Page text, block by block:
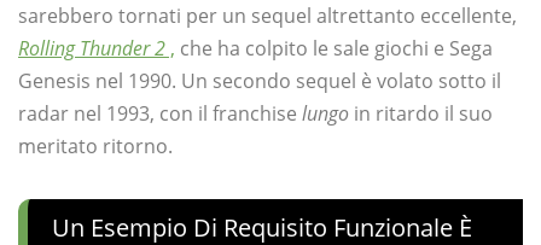
sarebbero tornati per un sequel altrettanto eccellente,
Rolling Thunder 2 , che ha colpito le sale giochi e Sega
Genesis nel 1990. Un secondo sequel è volato sotto il
radar nel 1993, con il franchise lungo in ritardo il suo
meritato ritorno.
Un Esempio Di Requisito Funzionale È